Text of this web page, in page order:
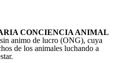
CONCIENCIA ANIMAL
animo de lucro (ONG), cuya
de los animales luchando a